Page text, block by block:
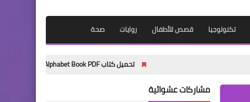
تكنولوجيا قصص للأطفال روايات صحة
تحميل كتاب My Wonder Alphabet Book PDF مجانًا | أفضل كتاب لتأسيس الأطفال في الحروف الإنجليزية 2027
مشاركات عشوائية